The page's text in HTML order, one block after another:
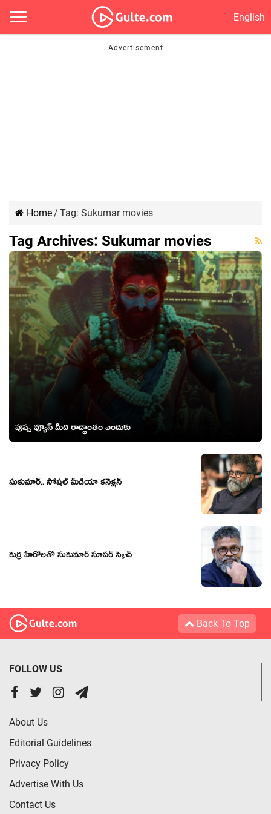
English
Home/ Tag: Sukumar movies
Tag Archives: Sukumar movies
పుష్ప వ్యూస్ మీద రాద్ధాంతం ఎందుకు
సుకుమార్.. సోషల్ మీడియా కనెక్షన్
కుర్ర హీరోలతో సుకుమార్ సూపర్ స్కెచ్
Back To Top
FOLLOW US
About Us
Editorial Guidelines
Privacy Policy
Advertise With Us
Contact Us